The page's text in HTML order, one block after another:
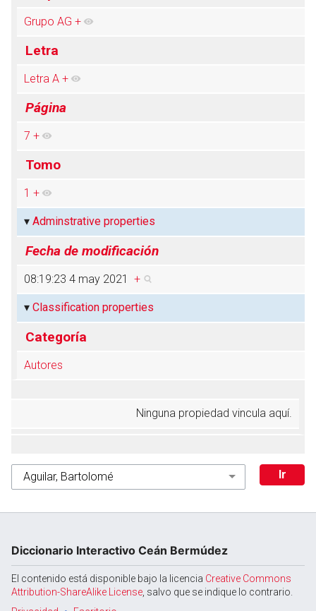
Grupo AG +
Letra
Letra A +
Página
7 +
Tomo
1 +
Adminstrative properties
Fecha de modificación
08:19:23 4 may 2021 +
Classification properties
Categoría
Autores
Ninguna propiedad vincula aquí.
Diccionario Interactivo Ceán Bermúdez
El contenido está disponible bajo la licencia Creative Commons
Attribution-ShareAlike License , salvo que se indique lo contrario.